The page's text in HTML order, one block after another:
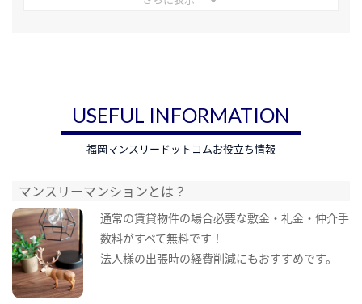
USEFUL INFORMATION
福岡マンスリードットコムお役立ち情報
マンスリーマンションとは？
通常の賃貸物件の場合必要な敷金・礼金・仲介手
数料がすべて無料です！
法人様の出張時の経費削減にもおすすめです。